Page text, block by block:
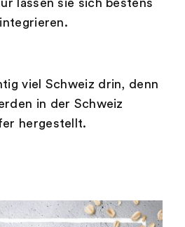
lassen sie sich bestens
viel Schweiz drin, denn
in der Schweiz
hergestellt.